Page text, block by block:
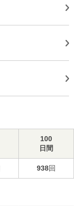
100
日間
938回